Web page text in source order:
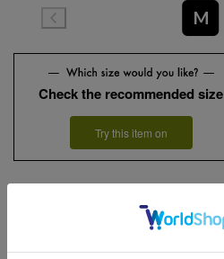
M
Check the recommended size
Try this item on
商品説明